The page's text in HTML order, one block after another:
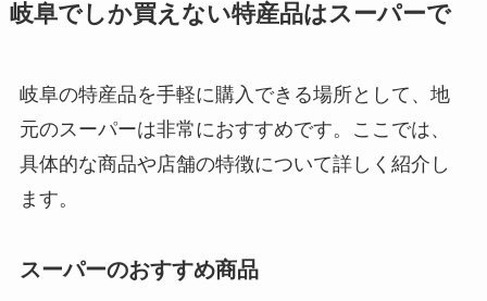
岐阜でしか買えない特産品はスーパーで
岐阜の特産品を手軽に購入できる場所として、地
元のスーパーは非常におすすめです。ここでは、
具体的な商品や店舗の特徴について詳しく紹介し
ます。
スーパーのおすすめ商品